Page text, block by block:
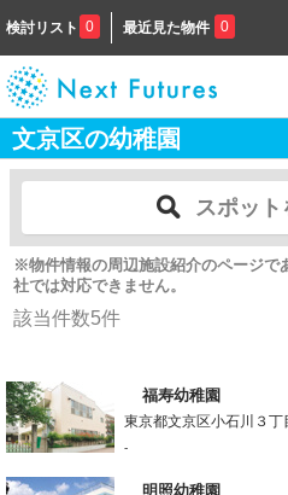
検討リスト 0 最近見た物件 0
文京区の幼稚園
スポッ
※物件情報の周辺施設紹介のページで
社では対応できません。
該当件数5件
福寿幼稚園
東京都文京区小石川３丁
-
明照幼稚園